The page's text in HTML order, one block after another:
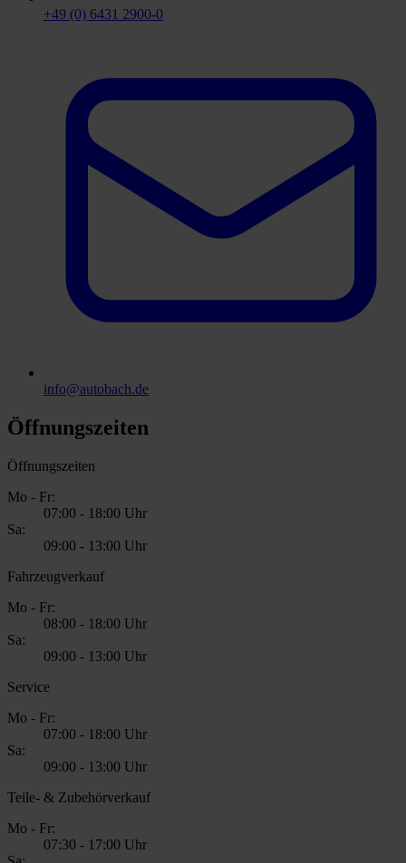
+49 (0) 6431 2900-0
info@autobach.de
Öffnungszeiten
Öffnungszeiten
Mo - Fr:
07:00 - 18:00 Uhr
Sa:
09:00 - 13:00 Uhr
Fahrzeugverkauf
Mo - Fr:
08:00 - 18:00 Uhr
Sa:
09:00 - 13:00 Uhr
Service
Mo - Fr:
07:00 - 18:00 Uhr
Sa:
09:00 - 13:00 Uhr
Teile- & Zubehörverkauf
Mo - Fr:
07:30 - 17:00 Uhr